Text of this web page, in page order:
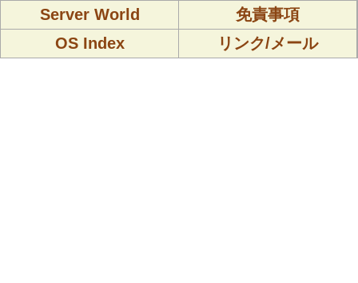
Server World
免責事項
OS Index
リンク/メール